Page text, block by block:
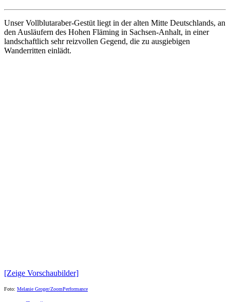
Unser Vollblutaraber-Gestüt liegt in der alten Mitte Deutschlands, an
den Ausläufern des Hohen Fläming in Sachsen-Anhalt, in einer
landschaftlich sehr reizvollen Gegend, die zu ausgiebigen
Wanderritten einlädt.
[Zeige Vorschaubilder]
Foto: Melanie Groger/ZoomPerformance